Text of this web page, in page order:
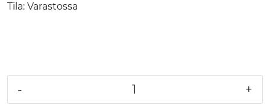
Tila: Varastossa
- +